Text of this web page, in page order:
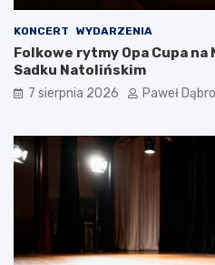
i
e
c
i
m
o
d
z
KONCERT WYDARZENIA
Folkowe rytmy Opa Cupa na
Sadku Natolińskim
7 sierpnia 2026 Paweł